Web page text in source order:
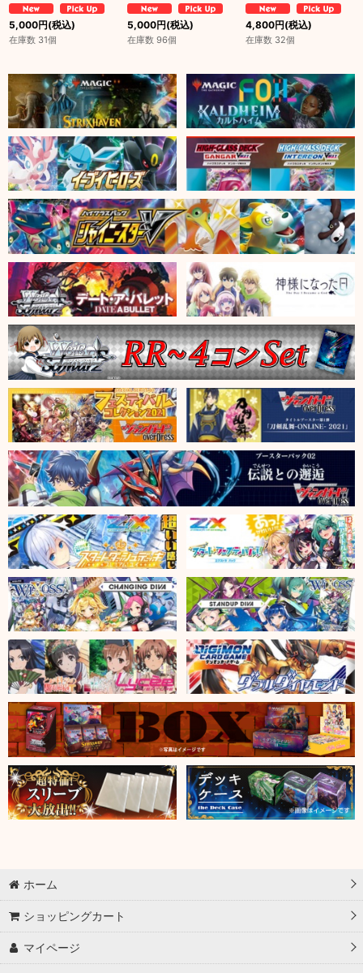
5,000円(税込)
在庫数 31個
5,000円(税込)
在庫数 96個
4,800円(税込)
在庫数 32個
ホーム
ショッピングカート
マイページ